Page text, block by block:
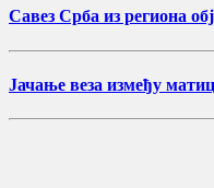
Савез Срба из региона
Јачање веза између